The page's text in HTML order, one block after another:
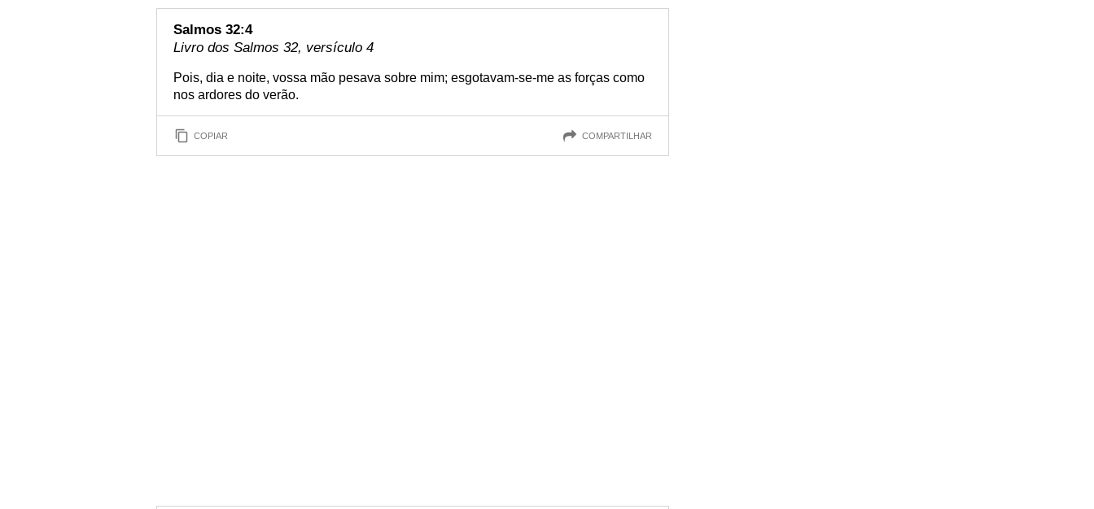
Salmos 32:4
Livro dos Salmos 32, versículo 4
Pois, dia e noite, vossa mão pesava sobre mim; esgotavam-se-me as forças como
nos ardores do verão.
COPIAR COMPARTILHAR